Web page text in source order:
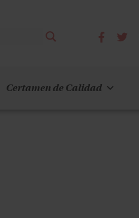
Certamen de Calidad